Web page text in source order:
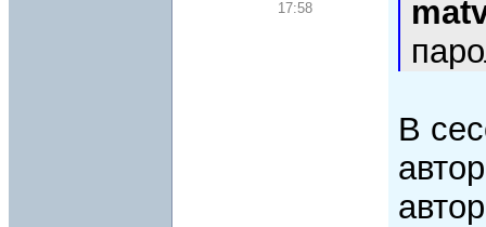
17:58
В